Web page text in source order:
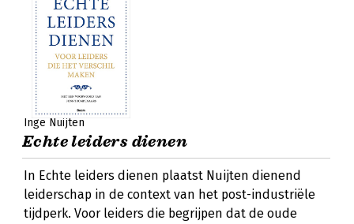
Inge Nuijten
Echte leiders dienen
In Echte leiders dienen plaatst Nuijten dienend
leiderschap in de context van het post-industriële
tijdperk. Voor leiders die begrijpen dat de oude